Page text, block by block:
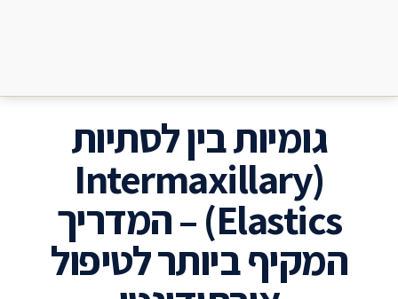
גומיות בין לסתיות
(Intermaxillary
Elastics) – המדריך
המקיף ביותר לטיפול